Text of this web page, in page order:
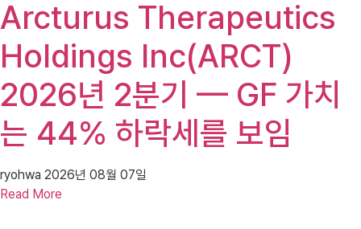
Arcturus Therapeutics
Holdings Inc(ARCT)
2026년 2분기 — GF 가치
는 44% 하락세를 보임
ryohwa 2026년 08월 07일
Read More